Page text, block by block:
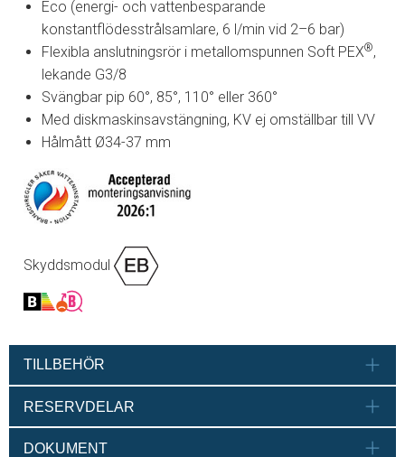
Eco (energi- och vattenbesparande
konstantflödesstrålsamlare, 6 l/min vid 2–6 bar)
Flexibla anslutningsrör i metallomspunnen Soft PEX®,
lekande G3/8
Svängbar pip 60°, 85°, 110° eller 360°
Med diskmaskinsavstängning, KV ej omställbar till VV
Hålmått Ø34-37 mm
Skyddsmodul
TILLBEHÖR
RESERVDELAR
DOKUMENT